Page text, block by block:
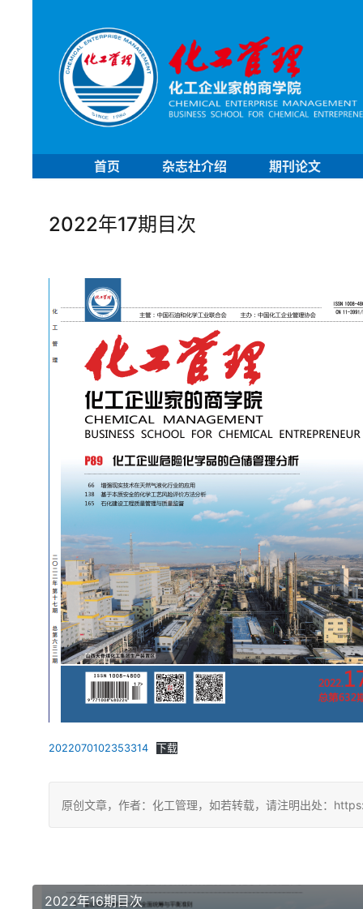
首页 杂志社介绍 期刊论文
2022年17期目次
2022070102353314 下载
原创文章，作者：化工管理，如若转载，请注明出处：
2022年16期目次